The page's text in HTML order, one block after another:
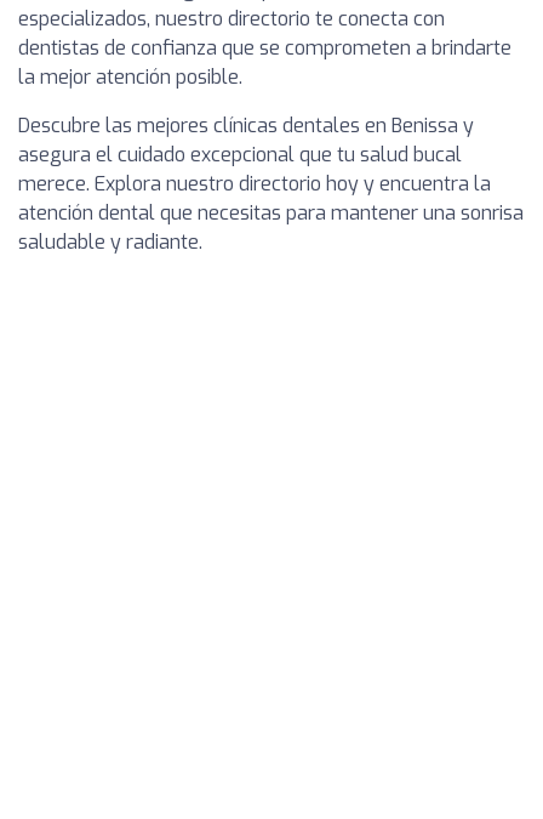
especializados, nuestro directorio te conecta con
dentistas de confianza que se comprometen a brindarte
la mejor atención posible.
Descubre las mejores clínicas dentales en Benissa y
asegura el cuidado excepcional que tu salud bucal
merece. Explora nuestro directorio hoy y encuentra la
atención dental que necesitas para mantener una sonrisa
saludable y radiante.